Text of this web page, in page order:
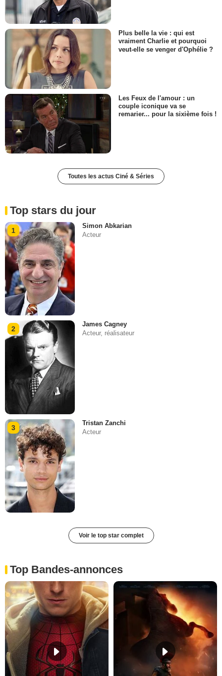
Plus belle la vie : qui est
vraiment Charlie et pourquoi
veut-elle se venger d'Ophélie ?
Les Feux de l'amour : un
couple iconique va se
remarier... pour la sixième fois !
Toutes les actus Ciné & Séries
Top stars du jour
1
Simon Abkarian
Acteur
2
James Cagney
Acteur, réalisateur
3
Tristan Zanchi
Acteur
Voir le top star complet
Top Bandes-annonces